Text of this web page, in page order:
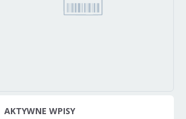
AKTYWNE WPISY